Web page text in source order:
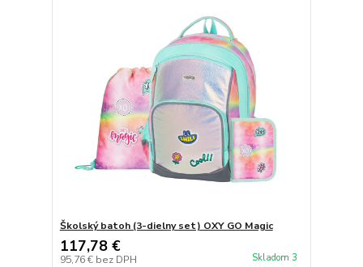
Školský batoh (3-dielny set) OXY GO Magic
117,78 €
95,76 € bez DPH Skladom 3